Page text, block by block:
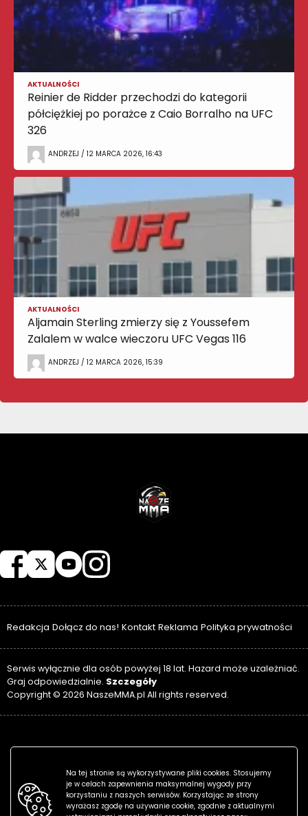
AKTUALNOŚCI
Reinier de Ridder przechodzi do kategorii
półciężkiej po porażce z Caio Borralho na UFC
326
ANDRZEJ / 12 MARCA 2026, 16:43
AKTUALNOŚCI
Aljamain Sterling zmierzy się z Youssefem
Zalalem w walce wieczoru UFC Vegas 116
ANDRZEJ / 12 MARCA 2026, 15:39
Redakcja Dołącz do nas! Kontakt Reklama Polityka prywatności
Serwis wyłącznie dla osób powyżej 18 lat. Hazard może uzależniać.
Graj odpowiedzialnie. Szczegóły
Copyright © 2026 NaszeMMA.pl All rights reserved.
Na tej stronie są wykorzystywane pliki cookies. Stosujemy
je w celach zapewnienia maksymalnej wygody przy
korzystaniu z naszych serwisów. Korzystając ze strony
wyrażasz zgodę na używanie cookie, zgodnie z aktualnymi